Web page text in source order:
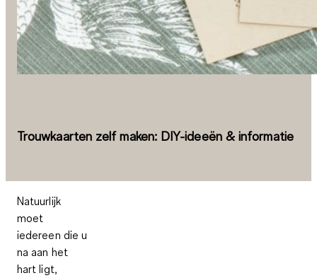
Trouwkaarten zelf maken: DIY-ideeën & informatie
Natuurlijk
moet
iedereen die u
na aan het
hart ligt,